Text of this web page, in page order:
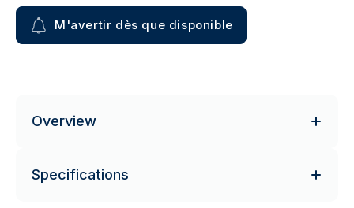
M'avertir dès que disponible
Overview
Specifications